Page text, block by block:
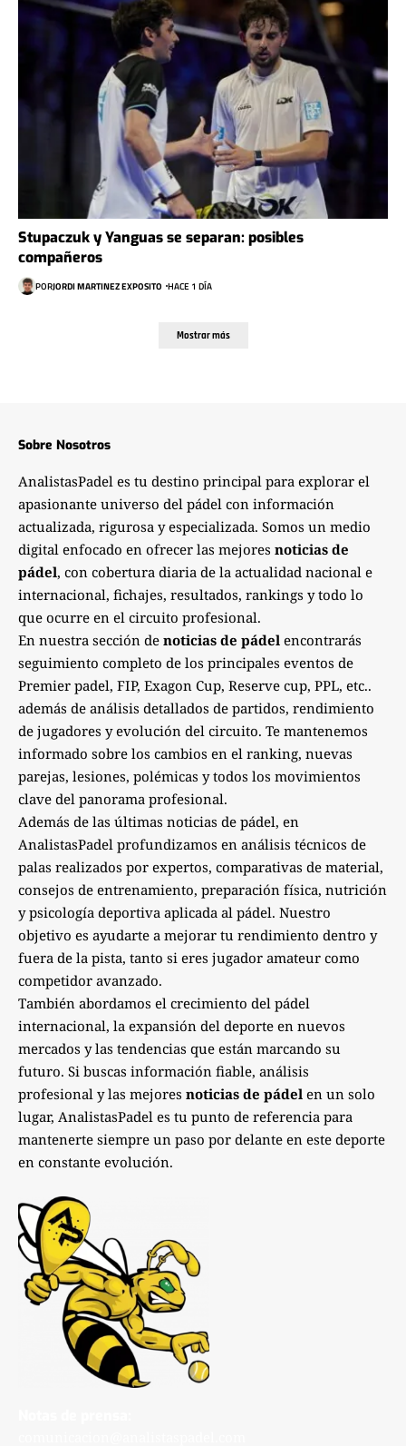
Stupaczuk y Yanguas se separan: posibles
compañeros
PORJORDI MARTINEZ EXPOSITO HACE 1 DÍA
Mostrar más
Sobre Nosotros
AnalistasPadel es tu destino principal para explorar el
apasionante universo del pádel con información
actualizada, rigurosa y especializada. Somos un medio
digital enfocado en ofrecer las mejores noticias de
pádel, con cobertura diaria de la actualidad nacional e
internacional, fichajes, resultados, rankings y todo lo
que ocurre en el circuito profesional.
En nuestra sección de noticias de pádel encontrarás
seguimiento completo de los principales eventos de
Premier padel, FIP, Exagon Cup, Reserve cup, PPL, etc..
además de análisis detallados de partidos, rendimiento
de jugadores y evolución del circuito. Te mantenemos
informado sobre los cambios en el ranking, nuevas
parejas, lesiones, polémicas y todos los movimientos
clave del panorama profesional.
Además de las últimas noticias de pádel, en
AnalistasPadel profundizamos en análisis técnicos de
palas realizados por expertos, comparativas de material,
consejos de entrenamiento, preparación física, nutrición
y psicología deportiva aplicada al pádel. Nuestro
objetivo es ayudarte a mejorar tu rendimiento dentro y
fuera de la pista, tanto si eres jugador amateur como
competidor avanzado.
También abordamos el crecimiento del pádel
internacional, la expansión del deporte en nuevos
mercados y las tendencias que están marcando su
futuro. Si buscas información fiable, análisis
profesional y las mejores noticias de pádel en un solo
lugar, AnalistasPadel es tu punto de referencia para
mantenerte siempre un paso por delante en este deporte
en constante evolución.